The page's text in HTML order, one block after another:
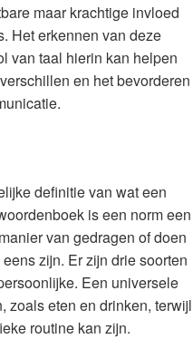
maar krachtige invloed
Het erkennen van deze
van taal hierin kan helpen
en het bevorderen
definitie van wat een
is een norm een
van gedragen of doen
zijn. Er zijn drie soorten
Een universele
zoals eten en drinken, terwijl
routine kan zijn.